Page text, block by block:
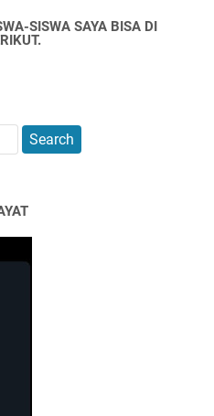
SISWA SAYA BISA DI